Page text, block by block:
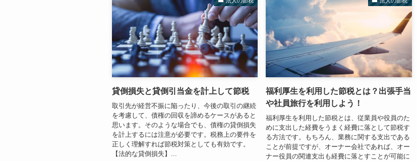
貸倒損失と貸倒引当金を計上して節税
取引先が経営不振に陥ったり、今後の取引の継続
を考慮して、債権の回収を諦めるケースがあると
思います。そのような場合でも、債権の貸倒損失
を計上するには注意が必要です。税務上の要件を
正しく理解すれば節税対策としても有効です。
【法的な貸倒損失】...
福利厚生を利用した節税とは？出張手当
や社員旅行を利用しよう！
福利厚生を利用した節税とは、従業員や役員のた
めに支出した経費をうまく経費に落として節税す
る方法です。もちろん、業務に関する支出である
ことが前提ですが、オーナー会社であれば、オー
ナー役員の関連支出も経費に落とすことが可能に